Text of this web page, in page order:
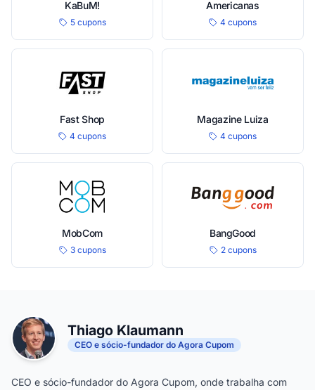
KaBuM!
5 cupons
Americanas
4 cupons
Fast Shop
4 cupons
Magazine Luiza
4 cupons
MobCom
3 cupons
BangGood
2 cupons
Thiago Klaumann
CEO e sócio-fundador do Agora Cupom
CEO e sócio-fundador do Agora Cupom, onde trabalha com